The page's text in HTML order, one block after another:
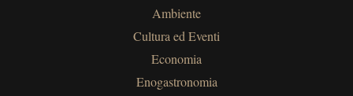
Ambiente
Cultura ed Eventi
Economia
Enogastronomia